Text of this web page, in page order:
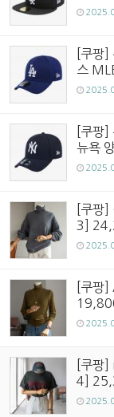
[쿠팡
스
[쿠팡
뉴욕
[쿠팡
3]
[쿠팡
[쿠팡
4]